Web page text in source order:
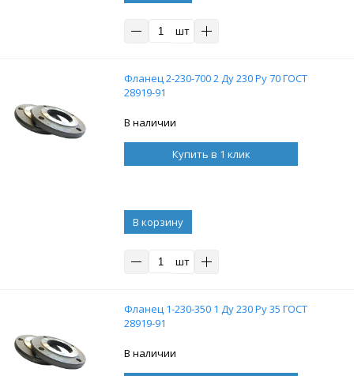
шт
Фланец 2-230-700 2 Ду 230 Ру 70 ГОСТ
28919-91
В наличии
Купить в 1 клик
В корзину
шт
Фланец 1-230-350 1 Ду 230 Ру 35 ГОСТ
28919-91
В наличии